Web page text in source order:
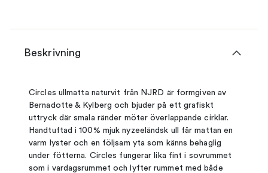
Beskrivning
Circles ullmatta naturvit från NJRD är formgiven av
Bernadotte & Kylberg och bjuder på ett grafiskt
uttryck där smala ränder möter överlappande cirklar.
Handtuftad i 100% mjuk nyzeeländsk ull får mattan en
varm lyster och en följsam yta som känns behaglig
under fötterna. Circles fungerar lika fint i sovrummet
som i vardagsrummet och lyfter rummet med både